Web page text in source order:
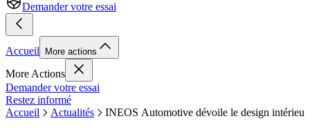
Demander votre essai
Accueil More actions
More Actions
Demander votre essai
Restez informé
Accueil
Actualités INEOS Automotive dévoile le design intérieur